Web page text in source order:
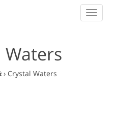
Toggle
Waters
› Crystal Waters